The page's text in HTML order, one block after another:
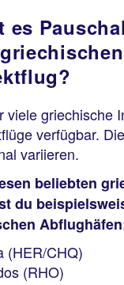
es
viele griechische
verfügbar.
variieren.
beliebten
du
(HER/CHQ)
(RHO)